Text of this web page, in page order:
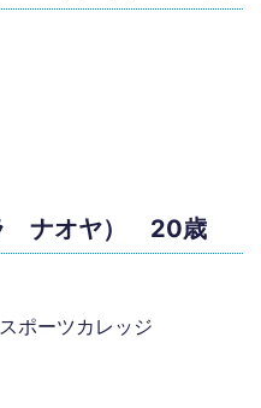
ナオヤ） 20歳
ポーツカレッジ